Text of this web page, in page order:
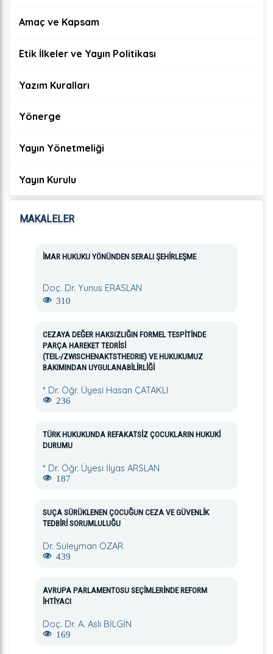
Amaç ve Kapsam
Etik İlkeler ve Yayın Politikası
Yazım Kuralları
Yönerge
Yayın Yönetmeliği
Yayın Kurulu
MAKALELER
İMAR HUKUKU YÖNÜNDEN SERALI ŞEHİRLEŞME
Doç. Dr. Yunus ERASLAN
310
CEZAYA DEĞER HAKSIZLIĞIN FORMEL TESPİTİNDE
PARÇA HAREKET TEORİSİ
(TEIL-/ZWISCHENAKTSTHEORIE) VE HUKUKUMUZ
BAKIMINDAN UYGULANABİLİRLİĞİ
* Dr. Öğr. Üyesi Hasan ÇATAKLI
236
TÜRK HUKUKUNDA REFAKATSİZ ÇOCUKLARIN HUKUKİ
DURUMU
* Dr. Öğr. Üyesi İlyas ARSLAN
187
SUÇA SÜRÜKLENEN ÇOCUĞUN CEZA VE GÜVENLİK
TEDBİRİ SORUMLULUĞU
Dr. Süleyman ÖZAR
439
AVRUPA PARLAMENTOSU SEÇİMLERİNDE REFORM
İHTİYACI
Doç. Dr. A. Aslı BİLGİN
169